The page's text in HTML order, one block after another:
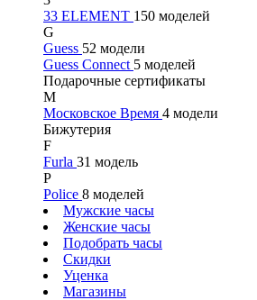
33 ELEMENT 150 моделей
G
Guess 52 модели
Guess Connect 5 моделей
Подарочные сертификаты
М
Московское Время 4 модели
Бижутерия
F
Furla 31 модель
P
Police 8 моделей
Мужские часы
Женские часы
Подобрать часы
Скидки
Уценка
Магазины